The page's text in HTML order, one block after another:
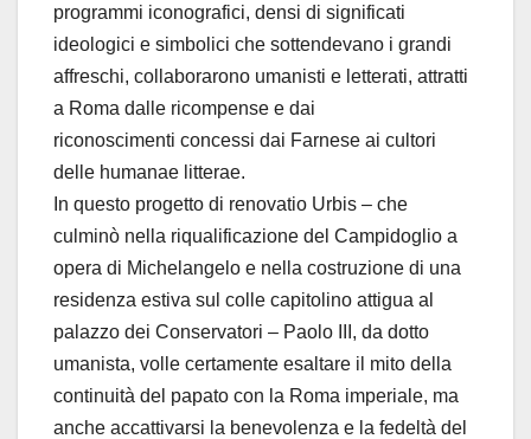
programmi iconografici, densi di significati
ideologici e simbolici che sottendevano i grandi
affreschi, collaborarono umanisti e letterati, attratti
a Roma dalle ricompense e dai
riconoscimenti concessi dai Farnese ai cultori
delle humanae litterae.
In questo progetto di renovatio Urbis – che
culminò nella riqualificazione del Campidoglio a
opera di Michelangelo e nella costruzione di una
residenza estiva sul colle capitolino attigua al
palazzo dei Conservatori – Paolo III, da dotto
umanista, volle certamente esaltare il mito della
continuità del papato con la Roma imperiale, ma
anche accattivarsi la benevolenza e la fedeltà del